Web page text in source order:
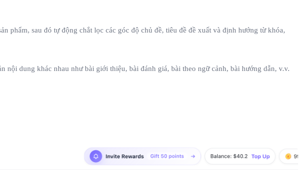
phẩm, sau đó tự động chắt lọc các góc độ chủ đề, tiêu đề đề xuất và định hướng từ khóa,
dung khác nhau như bài giới thiệu, bài đánh giá, bài theo ngữ cảnh, bài hướng dẫn, v.v.